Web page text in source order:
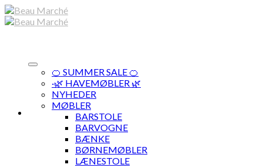
Skip
to
🍊 SUMMER SALE 🍊
·🌿 HAVEMØBLER 🌿
NYHEDER
MØBLER
BARSTOLE
BARVOGNE
BÆNKE
BØRNEMØBLER
LÆNESTOLE